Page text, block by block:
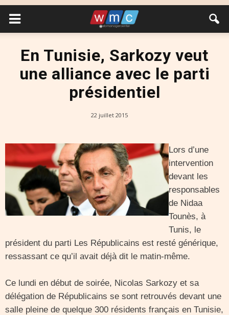
En Tunisie, Sarkozy veut
une alliance avec le parti
présidentiel
22 juillet 2015
Lors d’une
intervention
devant les
responsables
de Nidaa
Tounès, à
Tunis, le
président du parti Les Républicains est resté générique,
ressassant ce qu’il avait déjà dit le matin-même.
Ce lundi en début de soirée, Nicolas Sarkozy et sa
délégation de Républicains se sont retrouvés devant une
salle pleine de quelque 300 résidents français en Tunisie,